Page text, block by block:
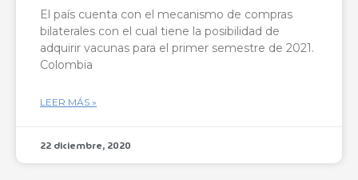
El país cuenta con el mecanismo de compras
bilaterales con el cual tiene la posibilidad de
adquirir vacunas para el primer semestre de 2021.
Colombia
LEER MÁS »
22 diciembre, 2020